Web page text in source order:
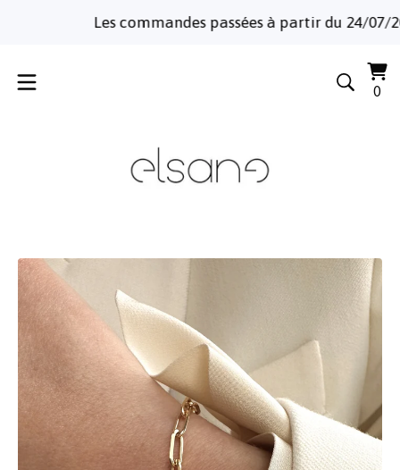
Les commandes passées à partir du 24/07/
0